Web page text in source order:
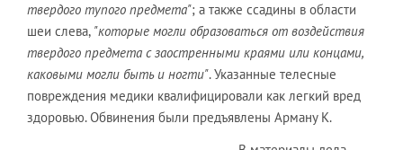
твердого тупого предмета"; а также ссадины в области
шеи слева, "которые могли образоваться от воздействия
твердого предмета с заостренными краями или концами,
каковыми могли быть и ногти". Указанные телесные
повреждения медики квалифицировали как легкий вред
здоровью. Обвинения были предъявлены Арману К.